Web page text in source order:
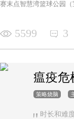
赛末点智慧湾篮球公园
5599 3
瘟疫危
策略烧脑
时长和难